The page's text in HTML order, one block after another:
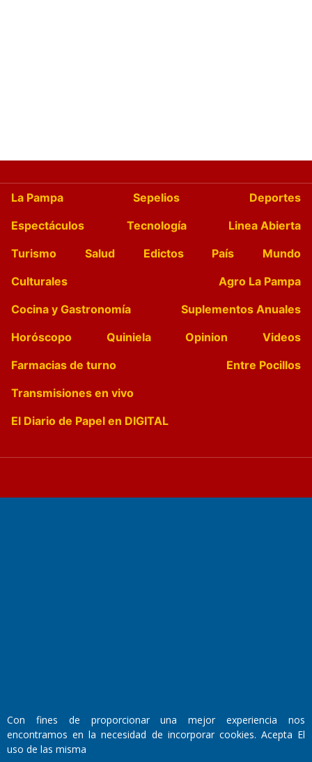
La Pampa Sepelios
Deportes
Espectáculos
Tecnología
Linea Abierta
Turismo
Salud Edictos País
Mundo
Culturales
Agro La Pampa
Cocina y Gastronomía
Suplementos Anuales
Horóscopo
Quiniela Opinion
Videos
Farmacias de turno
Entre Pocillos
Transmisiones en vivo
El Diario de Papel en DIGITAL
Domicilio Legal: José Ingenieros 855,
Con fines de proporcionar una mejor experiencia nos
encontramos en la necesidad de incorporar cookies. Acepta El
uso de las misma